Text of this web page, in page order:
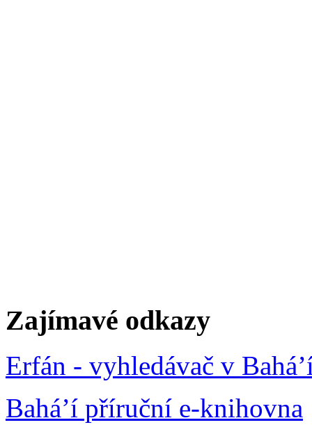
Zajímavé odkazy
Erfán - vyhledávač v
Bahá’í příruční e-knihovna